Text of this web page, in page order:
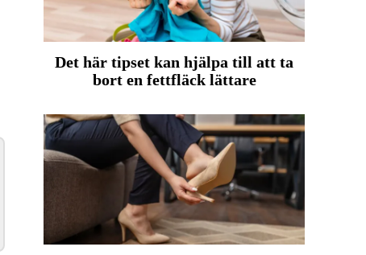
Det här tipset kan hjälpa till att ta
bort en fettfläck lättare